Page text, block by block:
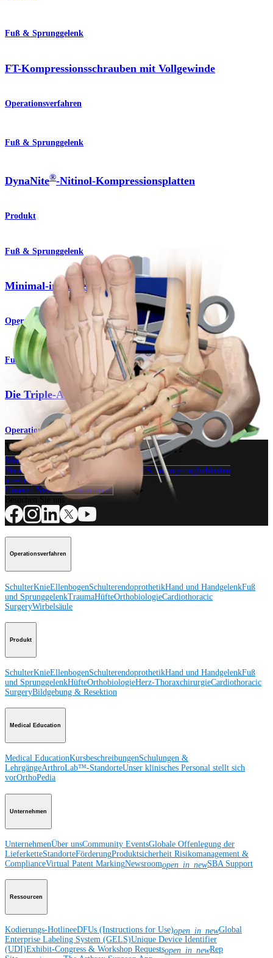
Fuß & Sprunggelenk
FT-Kompressionsschrauben mit Vollgewinde
Operationsverfahren
Fuß & Sprunggelenk
DynaNite®-Nitinol-Kompressionsplatten
Produkt
Fuß & Sprunggelenk
Minimal-invasive Chirurgie
Operationsverfahren
Fuß & Sprunggelenk
Die Triple-Arthrodese
Operationsverfahren
Wie können wir Ihnen helfen?
Medizinproduktberater:in kontaktieren
Veranstaltungen, Lab-Vorführungen und Schulungsmöglichkeiten
ansehen
Unseren Newsletter abonnieren
Besuchen Sie uns
Operationsverfahren
SchulterKnieEllenbogenSchulterendoprothetikHand und HandgelenkFuß
und SprunggelenkTraumaHüfteOrthobiologieCardiothoracic
SurgeryWirbelsäule
Produkt
SchulterKnieEllenbogenSchulterendoprothetikHand und HandgelenkFuß
und SprunggelenkHüfteOrthobiologieHerz-ThoraxchirurgieCardiothoracic
SurgeryBildgebung & Resektion
Medical Education
Medical EducationKursbeschreibungenSchulungen &
LehrgängeArthroLab™-StandorteUnser klinisches Personal stellt sich
vorOrthoPedia
Unternehmen
UnternehmenÜber unsCommunity EventsGlobale Offenlegung der
LieferketteStandorteFörderungProduktsicherheit Risikomanagement &
ComplianceVirtual Patent MarkingNewsroomopen_in_newSBA Support
Ressourcen
Kodierungs-HotlineeDFUs (Instructions for Use)open_in_newGlobal
Enterprise Labeling System (GELS)Unique Device Identifier
(UDI)Exhibit-Congress & Workshop Requestsopen_in_newRep